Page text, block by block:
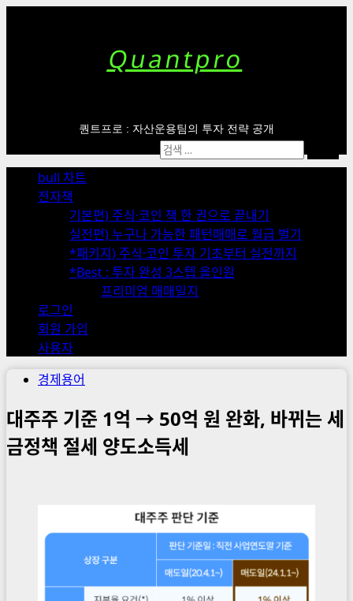
Quantpro
퀀트프로 : 자산운용팀의 투자 전략 공개
Menu
bull 차트
전자책
기본편) 주식·코인 책 한 권으로 끝내기
실전편) 누구나 가능한 패턴매매로 월급 벌기
*패키지) 주식·코인 투자 기초부터 실전까지
*Best : 투자 완성 3스텝 올인원
프리미엄 매매일지
로그인
회원 가입
사용자
검
색:
경제용어
대주주 기준 1억 → 50억 원 완화, 바뀌는 세
금정책 절세 양도소득세